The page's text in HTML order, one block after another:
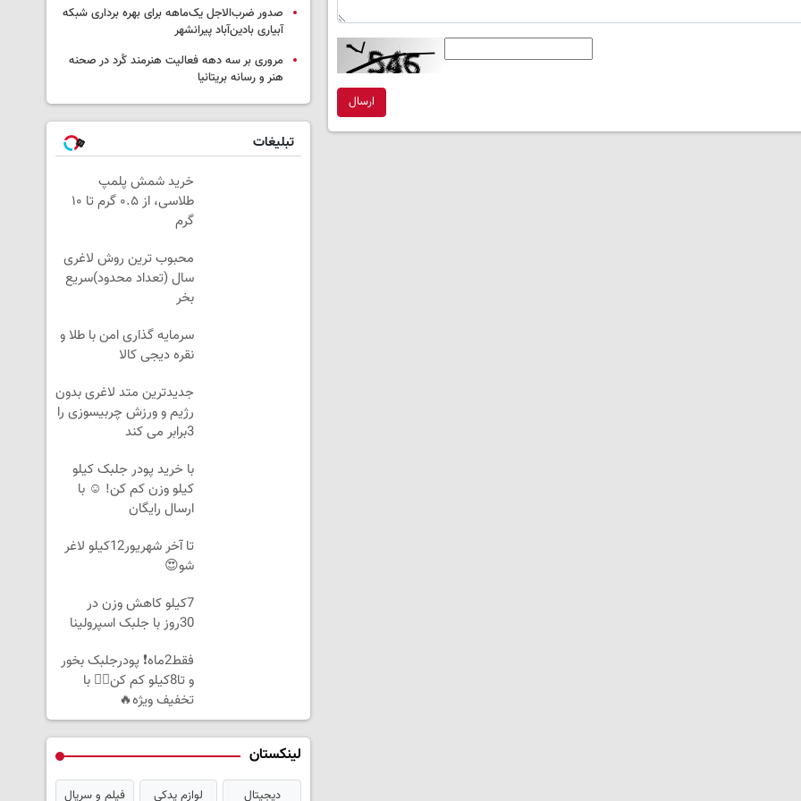
ارسال
صدور ضرب‌الاجل یک‌ماهه برای بهره برداری شبکه
آبیاری بادین‌آباد پیرانشهر
مروری بر سه دهه فعالیت هنرمند کُرد در صحنه
هنر و رسانه بریتانیا
تبلیغات
خرید شمش پلمپ
طلاسی، از ۰.۵ گرم تا ۱۰
گرم
محبوب ترین روش لاغری
سال (تعداد محدود)سریع
بخر
سرمایه گذاری امن با طلا و
نقره دیجی کالا
جدیدترین متد لاغری بدون
رژیم و ورزش چربیسوزی را
3برابر می کند
با خرید پودر جلبک کیلو
کیلو وزن کم کن! ☺ با
ارسال رایگان
تا آخر شهریور12کیلو لاغر
شو😍
7کیلو کاهش وزن در
30روز با جلبک اسپرولینا
فقط2ماه❗ پودرجلبک بخور
و تا8کیلو کم کن👌🏻 با
تخفیف ویژه🔥
لینکستان
دیجیتال لوازم یدکی فیلم و سریال